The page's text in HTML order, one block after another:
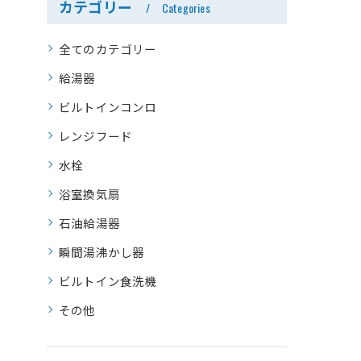
カテゴリー Categories
全てのカテゴリー
給湯器
ビルトインコンロ
レンジフード
水栓
浴室換気扇
石油給湯器
瞬間湯沸かし器
ビルトイン食洗機
その他